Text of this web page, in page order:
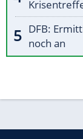
DFB:
noch an